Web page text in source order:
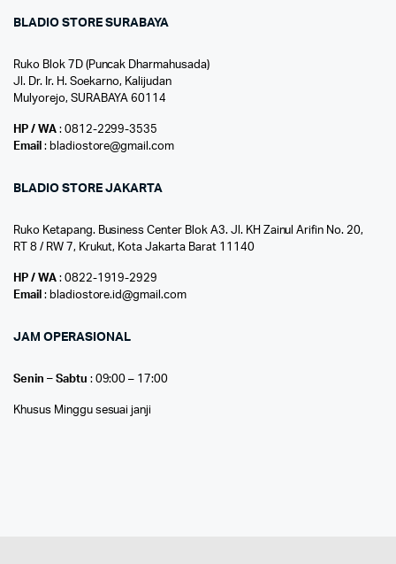
BLADIO STORE SURABAYA
Ruko Blok 7D (Puncak Dharmahusada)
Jl. Dr. Ir. H. Soekarno, Kalijudan
Mulyorejo, SURABAYA 60114
HP / WA: 0812-2299-3535
Email : bladiostore@gmail.com
BLADIO STORE JAKARTA
Ruko Ketapang. Business Center Blok A3. Jl. KH Zainul Arifin No. 20,
RT 8 / RW 7, Krukut, Kota Jakarta Barat 11140
HP / WA: 0822-1919-2929
Email : bladiostore.id@gmail.com
JAM OPERASIONAL
Senin – Sabtu : 09:00 – 17:00
Khusus Minggu sesuai janji